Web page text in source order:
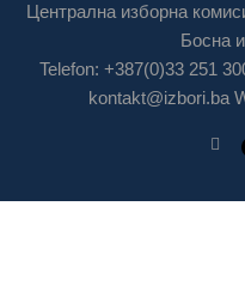
Централна изборна
Босна
Telefon: +387(0)33 251
kontakt@izbori.ba